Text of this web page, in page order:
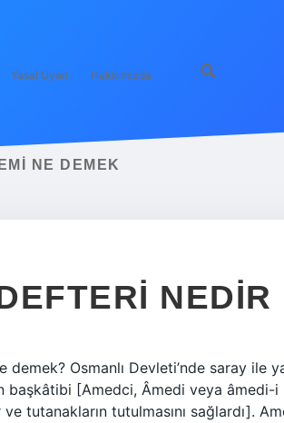
Yasal Uyarı Hakkımızda
NE DEMEK
NEDIR
demek? Osmanlı Devleti’nde saray ile
başkâtibi [Amedci, Âmedi veya
ve tutanakların tutulmasını sağlardı].